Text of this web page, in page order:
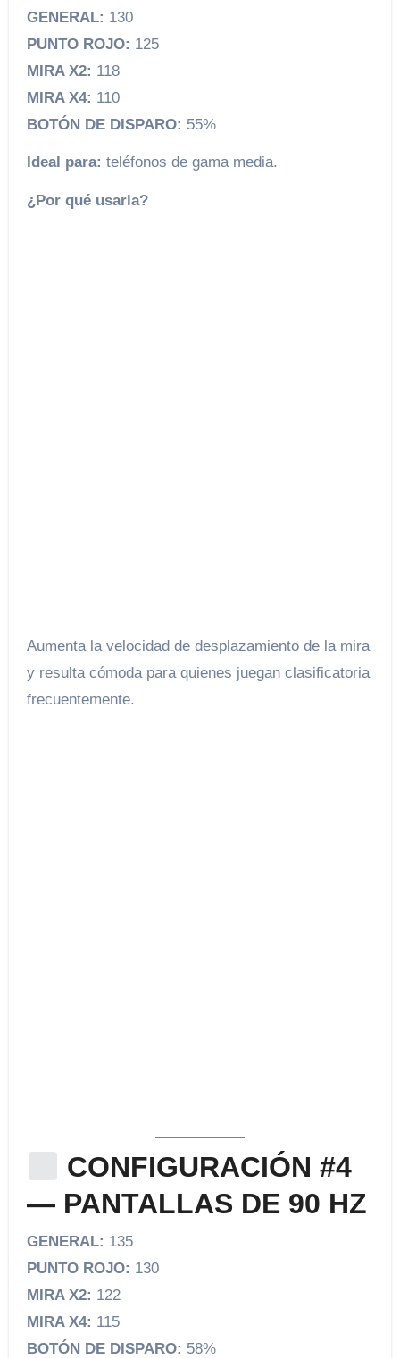
GENERAL: 130
PUNTO ROJO: 125
MIRA X2: 118
MIRA X4: 110
BOTÓN DE DISPARO: 55%
Ideal para: teléfonos de gama media.
¿Por qué usarla?
Aumenta la velocidad de desplazamiento de la mira
y resulta cómoda para quienes juegan clasificatoria
frecuentemente.
CONFIGURACIÓN #4
— PANTALLAS DE 90 HZ
GENERAL: 135
PUNTO ROJO: 130
MIRA X2: 122
MIRA X4: 115
BOTÓN DE DISPARO: 58%